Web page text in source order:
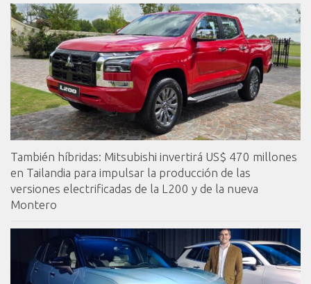
También híbridas: Mitsubishi invertirá US$ 470 millones
en Tailandia para impulsar la producción de las
versiones electrificadas de la L200 y de la nueva
Montero